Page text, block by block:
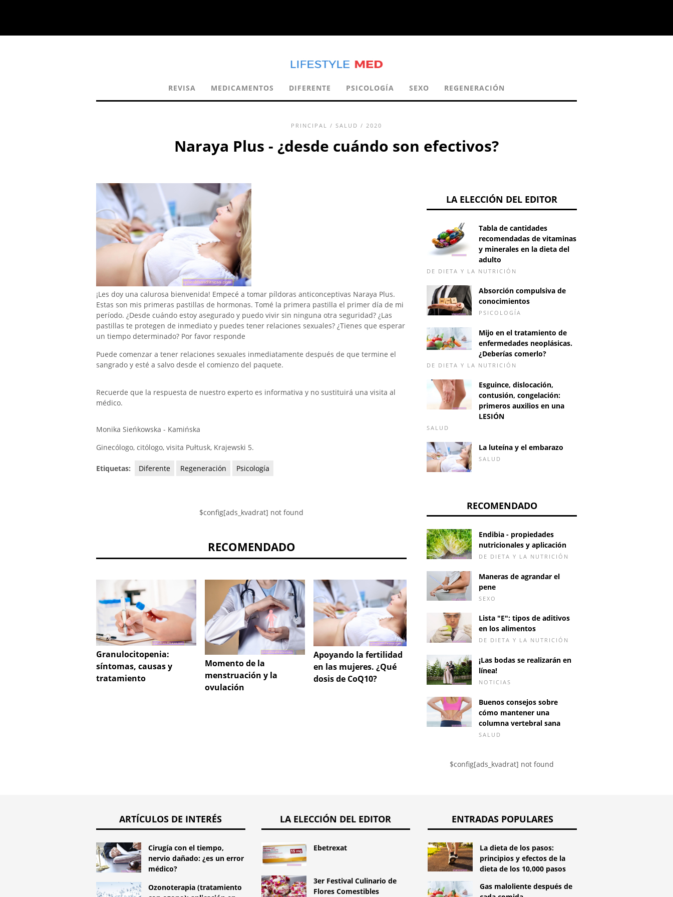
REVISA MEDICAMENTOS DIFERENTE PSICOLOGÍA SEXO REGENERACIÓN
PRINCIPAL / SALUD / 2020
Naraya Plus - ¿desde cuándo son efectivos?
¡Les doy una calurosa bienvenida! Empecé a tomar píldoras anticonceptivas Naraya Plus.
Estas son mis primeras pastillas de hormonas. Tomé la primera pastilla el primer día de mi
período. ¿Desde cuándo estoy asegurado y puedo vivir sin ninguna otra seguridad? ¿Las
pastillas te protegen de inmediato y puedes tener relaciones sexuales? ¿Tienes que esperar
un tiempo determinado? Por favor responde
Puede comenzar a tener relaciones sexuales inmediatamente después de que termine el
sangrado y esté a salvo desde el comienzo del paquete.
Recuerde que la respuesta de nuestro experto es informativa y no sustituirá una visita al
médico.
Monika Sieńkowska - Kamińska
Ginecólogo, citólogo, visita Pułtusk, Krajewski 5.
Etiquetas: Diferente Regeneración Psicología
$config[ads_kvadrat] not found
RECOMENDADO
Granulocitopenia:
síntomas, causas y
tratamiento
Momento de la
menstruación y la
ovulación
Apoyando la fertilidad
en las mujeres. ¿Qué
dosis de CoQ10?
Sangrado abundante y
prolongado con
NuvaRing
Dolor abdominal
durante unos días
normal?
LA ELECCIÓN DEL EDITOR
Tabla de cantidades
recomendadas de vitaminas
y minerales en la dieta del
adulto
DE DIETA Y LA NUTRICIÓN
Absorción compulsiva de
conocimientos
PSICOLOGÍA
Mijo en el tratamiento de
enfermedades neoplásicas.
¿Deberías comerlo?
DE DIETA Y LA NUTRICIÓN
Esguince, dislocación,
contusión, congelación:
primeros auxilios en una
LESIÓN
SALUD
La luteína y el embarazo
SALUD
RECOMENDADO
Endibia - propiedades
nutricionales y aplicación
DE DIETA Y LA NUTRICIÓN
Maneras de agrandar el
pene
SEXO
Lista "E": tipos de aditivos
en los alimentos
DE DIETA Y LA NUTRICIÓN
¡Las bodas se realizarán en
línea!
NOTICIAS
Buenos consejos sobre
cómo mantener una
columna vertebral sana
SALUD
$config[ads_kvadrat] not found
ARTÍCULOS DE INTERÉS
Cirugía con el tiempo,
nervio dañado: ¿es un error
médico?
Ozonoterapia (tratamiento
LA ELECCIÓN DEL EDITOR
Ebetrexat
3er Festival Culinario de
Flores Comestibles
ENTRADAS POPULARES
La dieta de los pasos:
principios y efectos de la
dieta de los 10,000 pasos
Gas maloliente después de